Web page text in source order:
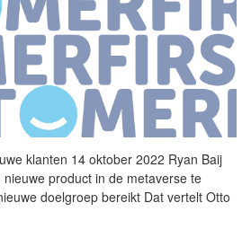
klanten 14 oktober 2022 Ryan Baij
nieuwe product in de metaverse te
doelgroep bereikt Dat vertelt Otto